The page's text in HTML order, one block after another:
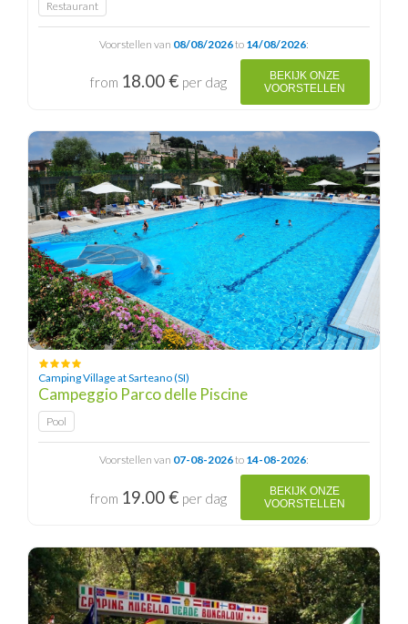
Restaurant
Voorstellen van 08/08/2026to 14/08/2026:
from 18.00 € per dag
BEKIJK ONZE
VOORSTELLEN
Camping Village at Sarteano (SI)
Campeggio Parco delle Piscine
Pool
Voorstellen van 07-08-2026to 14-08-2026:
from 19.00 € per dag
BEKIJK ONZE
VOORSTELLEN